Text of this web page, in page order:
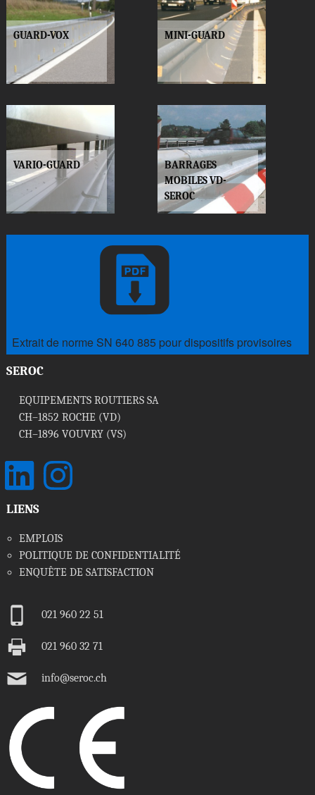
GUARD-VOX MINI-GUARD
VARIO-GUARD
BARRAGES
MOBILES VD-
SEROC
e
Extrait de norme SN 640 885 pour dispositifs provisoires
SEROC
EQUIPEMENTS ROUTIERS SA
CH–1852 ROCHE (VD)
CH–1896 VOUVRY (VS)
Instagram
LIENS
EMPLOIS
POLITIQUE DE CONFIDENTIALITÉ
ENQUÊTE DE SATISFACTION
d 021 960 22 51
c 021 960 32 71
f info@seroc.ch